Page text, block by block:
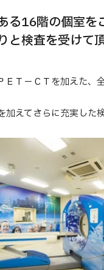
る16階の個室を
と検査を受けて
ＥＴ－ＣＴを加えた、
加えてさらに充実した